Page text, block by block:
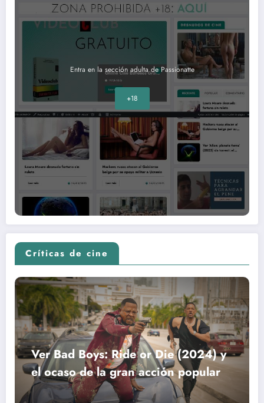
Entra en la sección adulta de Passionatte
+18
Críticas de cine
Ver Bad Boys: Ride or Die (2024) y
el ocaso de la gran acción popular